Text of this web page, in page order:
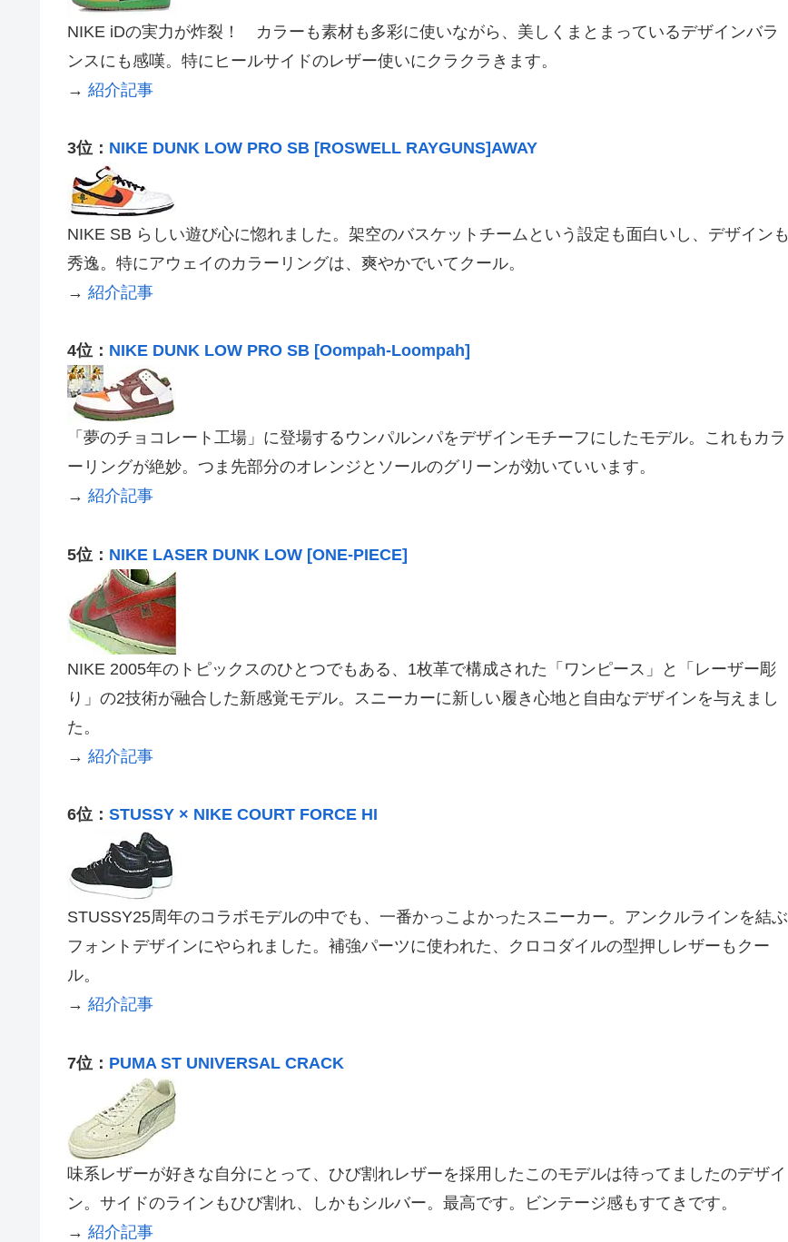
NIKE iDの実力が炸裂！ カラーも素材も多彩に使いながら、美しくまとまっているデザインバラ
ンスにも感嘆。特にヒールサイドのレザー使いにクラクラきます。
→ 紹介記事
3位： NIKE DUNK LOW PRO SB [ROSWELL RAYGUNS]AWAY
NIKE SB らしい遊び心に惚れました。架空のバスケットチームという設定も面白いし、デザインも
秀逸。特にアウェイのカラーリングは、爽やかでいてクール。
→ 紹介記事
4位： NIKE DUNK LOW PRO SB [Oompah-Loompah]
「夢のチョコレート工場」に登場するウンパルンパをデザインモチーフにしたモデル。これもカラ
ーリングが絶妙。つま先部分のオレンジとソールのグリーンが効いていいます。
→ 紹介記事
5位： NIKE LASER DUNK LOW [ONE-PIECE]
NIKE 2005年のトピックスのひとつでもある、1枚革で構成された「ワンピース」と「レーザー彫
り」の2技術が融合した新感覚モデル。スニーカーに新しい履き心地と自由なデザインを与えまし
た。
→ 紹介記事
6位： STUSSY × NIKE COURT FORCE HI
STUSSY25周年のコラボモデルの中でも、一番かっこよかったスニーカー。アンクルラインを結ぶ
フォントデザインにやられました。補強パーツに使われた、クロコダイルの型押しレザーもクー
ル。
→ 紹介記事
7位： PUMA ST UNIVERSAL CRACK
味系レザーが好きな自分にとって、ひび割れレザーを採用したこのモデルは待ってましたのデザイ
ン。サイドのラインもひび割れ、しかもシルバー。最高です。ビンテージ感もすてきです。
→ 紹介記事